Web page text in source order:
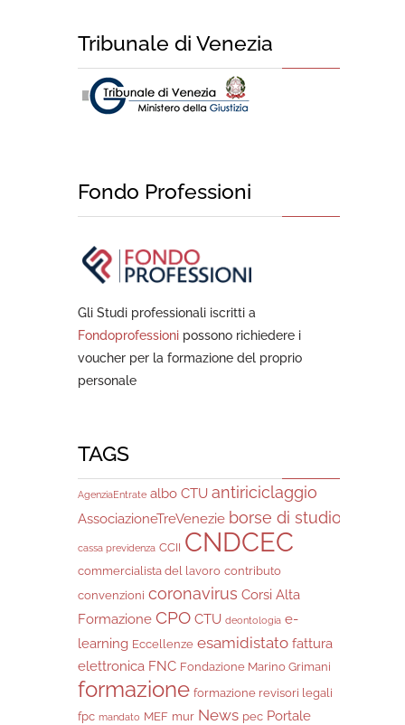
Tribunale di Venezia
Fondo Professioni
Gli Studi professionali iscritti a
Fondoprofessioni possono richiedere i
voucher per la formazione del proprio
personale
TAGS
AgenziaEntrate albo CTU antiriciclaggio
AssociazioneTreVenezie borse di studio
cassa previdenza CCII CNDCEC
commercialista del lavoro contributo
convenzioni coronavirus Corsi Alta
Formazione CPO CTU deontologia e-
learning Eccellenze esamidistato fattura
elettronica FNC Fondazione Marino Grimani
formazione formazione revisori legali
fpc mandato MEF mur News pec Portale